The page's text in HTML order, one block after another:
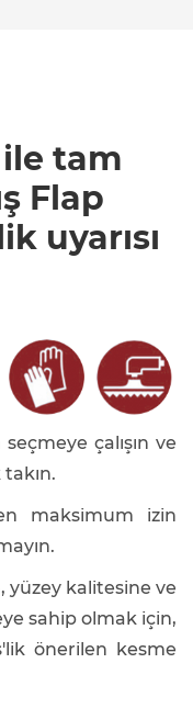
tam
Flap
uyarısı
çalışın ve
maksimum izin
yüzey kalitesine ve
sahip olmak için,
önerilen kesme